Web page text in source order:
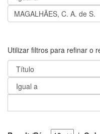
Utilizar filtros para refinar o